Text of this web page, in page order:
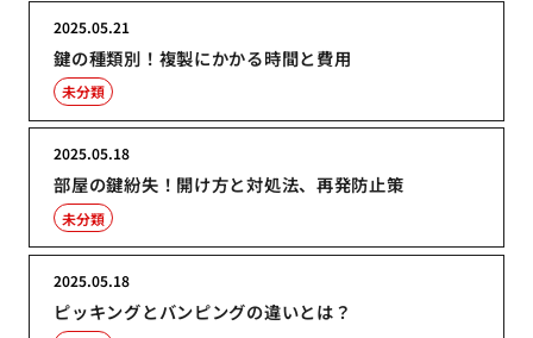
鍵の種類別！複製にかかる時間と費用
2025.05.21
未分類
部屋の鍵紛失！開け方と対処法、再発防止策
2025.05.18
未分類
ピッキングとバンピングの違いとは？
2025.05.18